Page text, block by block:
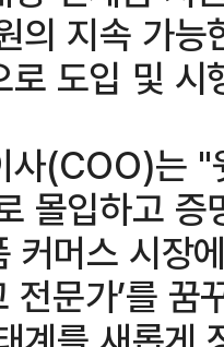
의 지속 가
도입 및 시
(COO)는 "
몰입하고
커머스 시장
전문가’를